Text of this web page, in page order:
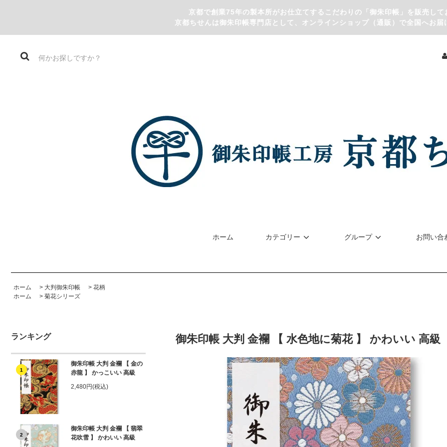
京都で創業75年の製本所がお仕立てするこだわりの「御朱印帳」を販売して
京都ちせんは御朱印帳専門店として、オンラインショップ（通販）で全国へお届
ホーム カテゴリー グループ お問い合
ホーム > 大判御朱印帳 > 花柄
ホーム
> 菊花シリーズ
ランキング
1
御朱印帳 大判 金襴 【 金の
赤龍 】 かっこいい 高級
2,480円(税込)
2
御朱印帳 大判 金襴 【 翡翠
花吹雪 】 かわいい 高級
御朱印帳 大判 金襴 【 水色地に菊花 】 かわいい 高級